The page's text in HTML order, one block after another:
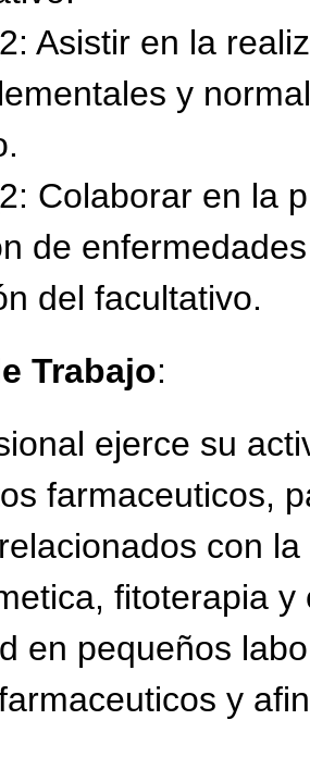
Asistir en la
y
Colaborar en la
de
del facultativo.
Trabajo:
ejerce su
farmaceuticos,
con
fitoterapia
en pequeños
y